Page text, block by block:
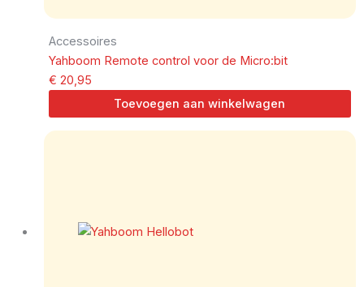
Accessoires
Yahboom Remote control voor de Micro:bit
€ 20,95
Toevoegen aan winkelwagen